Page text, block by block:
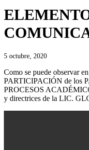
5 octubre, 2020
Como se puede observar
PARTICIPACIÓN de los
PROCESOS
y directrices de la LIC.